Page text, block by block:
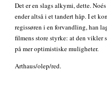
Det er en slags alkymi, dette.
ender altså i et tandert håp. I et
regissøren i en forvandling, han
filmens store styrke: at den vikler
på mer optimistiske muligheter.
Arthaus/olep/red.